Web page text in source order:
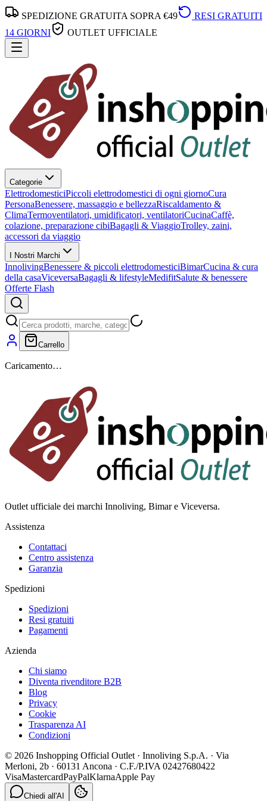
SPEDIZIONE GRATUITA SOPRA €49
RESI GRATUITI
14 GIORNI
OUTLET UFFICIALE
Categorie
ElettrodomesticiPiccoli elettrodomestici di ogni giornoCura
PersonaBenessere, massaggio e bellezzaRiscaldamento &
ClimaTermoventilatori, umidificatori, ventilatoriCucinaCaffè,
colazione, preparazione cibiBagagli & ViaggioTrolley, zaini,
accessori da viaggio
I Nostri Marchi
InnolivingBenessere & piccoli elettrodomesticiBimarCucina & cura
della casaViceversaBagagli & lifestyleMedifitSalute & benessere
Offerte Flash
Carrello
Caricamento…
Outlet ufficiale dei marchi Innoliving, Bimar e Viceversa.
Assistenza
Contattaci
Centro assistenza
Garanzia
Spedizioni
Spedizioni
Resi gratuiti
Pagamenti
Azienda
Chi siamo
Diventa rivenditore B2B
Blog
Privacy
Cookie
Trasparenza AI
Condizioni
© 2026 Inshopping Official Outlet · Innoliving S.p.A. · Via
Merloni, 2b · 60131 Ancona · C.F./P.IVA 02427680422
VisaMastercardPayPalKlarnaApple Pay
Chiedi all'AI